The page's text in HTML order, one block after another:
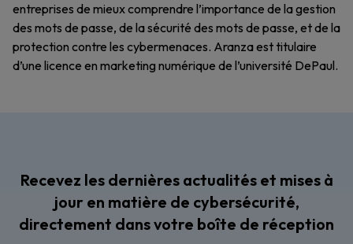
entreprises de mieux comprendre l’importance de la gestion
des mots de passe, de la sécurité des mots de passe, et de la
protection contre les cybermenaces. Aranza est titulaire
d’une licence en marketing numérique de l’université DePaul.
Recevez les dernières actualités et mises à
jour en matière de cybersécurité,
directement dans votre boîte de réception